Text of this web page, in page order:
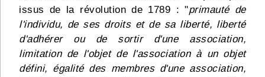
issus de la révolution de 1789 : "primauté de
l'individu, de ses droits et de sa liberté, liberté
d'adhérer ou de sortir d'une association,
limitation de l'objet de l'association à un objet
défini, égalité des membres d'une association,